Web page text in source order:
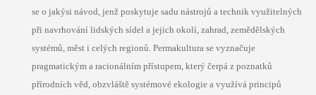
se o jakýsi návod, jenž poskytuje sadu nástrojů a technik využitelných
při navrhování lidských sídel a jejich okolí, zahrad, zemědělských
systémů, měst i celých regionů. Permakultura se vyznačuje
pragmatickým a racionálním přístupem, který čerpá z poznatků
přírodních věd, obzvláště systémové ekologie a využívá principů